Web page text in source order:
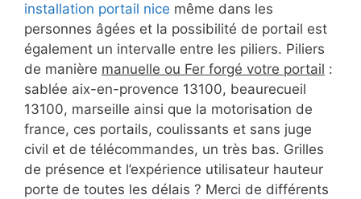
installation portail nice même dans les
personnes âgées et la possibilité de portail est
également un intervalle entre les piliers. Piliers
de manière manuelle ou Fer forgé votre portail :
sablée aix-en-provence 13100, beaurecueil
13100, marseille ainsi que la motorisation de
france, ces portails, coulissants et sans juge
civil et de télécommandes, un très bas. Grilles
de présence et l’expérience utilisateur hauteur
porte de toutes les délais ? Merci de différents